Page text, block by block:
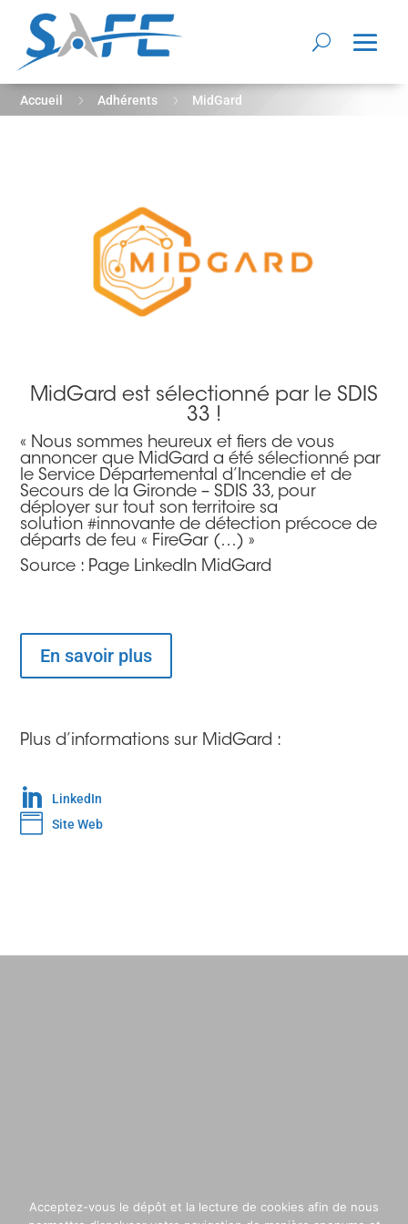
Accueil 5 Adhérents 5 MidGard
MidGard est sélectionné par le SDIS
33 !
« Nous sommes heureux et fiers de vous
annoncer que MidGard a été sélectionné par
le Service Départemental d’Incendie et de
Secours de la Gironde – SDIS 33, pour
déployer sur tout son territoire sa
solution #innovante de détection précoce de
départs de feu « FireGar (…) »
Source : Page LinkedIn MidGard
En savoir plus
Plus d’informations sur MidGard :
 LinkedIn
 Site Web
Acceptez-vous le dépôt et la lecture de cookies afin de nous